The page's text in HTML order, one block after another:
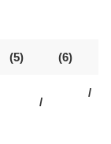
(5) (6)
/
/